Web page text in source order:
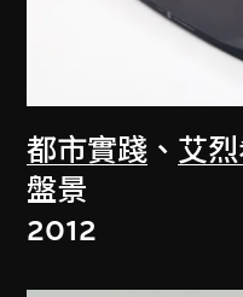
都市實踐 、 艾
盤景
2012